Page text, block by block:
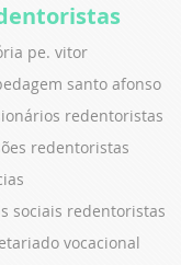
pe. vitor
santo afonso
redentoristas
redentoristas
sociais redentoristas
vocacional